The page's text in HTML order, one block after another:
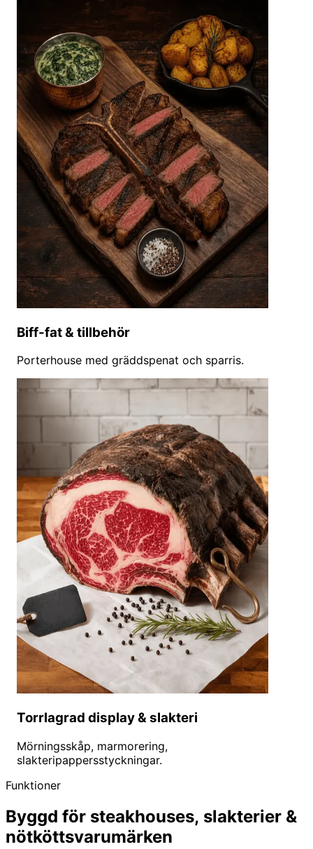
Biff-fat & tillbehör
Porterhouse med gräddspenat och sparris.
Torrlagrad display & slakteri
Mörningsskåp, marmorering,
slakteripappersstyckningar.
Funktioner
Byggd för steakhouses, slakterier &
nötköttsvarumärken